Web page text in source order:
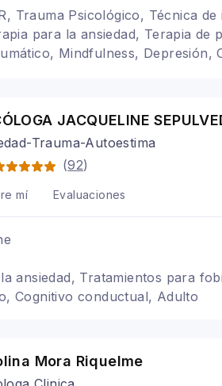
Trauma Psicológico, Técnica
para la ansiedad, Terapia de
Mindfulness, Depresión,
JACQUELINE
Trauma-Autoestima
(92)
mí Evaluaciones
ansiedad, Tratamientos para
Cognitivo conductual, Adulto
Mora Riquelme